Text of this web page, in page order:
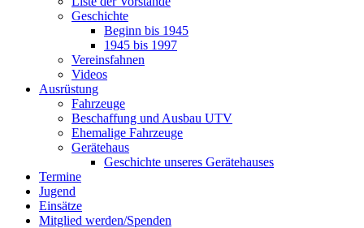
Geschichte
Beginn bis 1945
1945 bis 1997
Vereinsfahnen
Videos
Ausrüstung
Fahrzeuge
Beschaffung und Ausbau UTV
Ehemalige Fahrzeuge
Gerätehaus
Geschichte unseres Gerätehauses
Termine
Jugend
Einsätze
Mitglied werden/Spenden